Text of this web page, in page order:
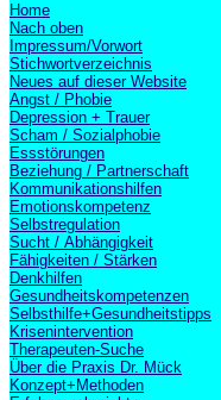
Home
Nach oben
Impressum/Vorwort
Stichwortverzeichnis
Neues auf dieser Website
Angst / Phobie
Depression + Trauer
Scham / Sozialphobie
Essstörungen
Beziehung / Partnerschaft
Kommunikationshilfen
Emotionskompetenz
Selbstregulation
Sucht / Abhängigkeit
Fähigkeiten / Stärken
Denkhilfen
Gesundheitskompetenzen
Selbsthilfe+Gesundheitstipps
Krisenintervention
Therapeuten-Suche
Über die Praxis Dr. Mück
Konzept+Methoden